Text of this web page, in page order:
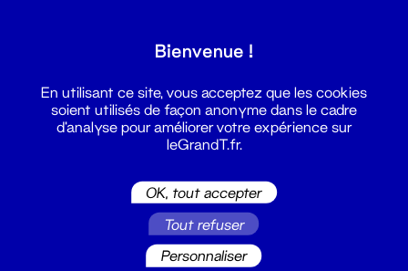
Bienvenue !
En utilisant ce site, vous acceptez que les cookies
soient utilisés de façon anonyme dans le cadre
d'analyse pour améliorer votre expérience sur
leGrandT.fr.
OK, tout accepter
Tout refuser
Personnaliser